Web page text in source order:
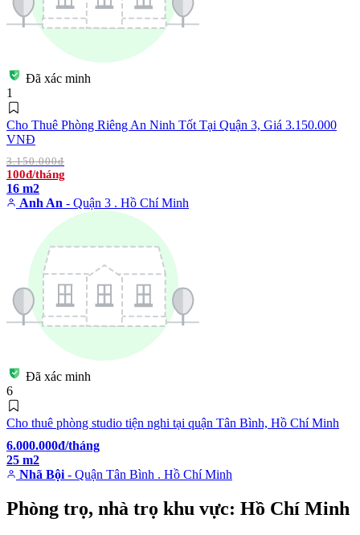
Đã xác minh
1
Cho Thuê Phòng Riêng An Ninh Tốt Tại Quận 3, Giá 3.150.000
VNĐ
3.150.000đ
100đ/tháng
16 m2
Anh An - Quận 3 . Hồ Chí Minh
Đã xác minh
6
Cho thuê phòng studio tiện nghi tại quận Tân Bình, Hồ Chí Minh
6.000.000đ/tháng
25 m2
Nhã Bội- Quận Tân Bình . Hồ Chí Minh
Phòng trọ, nhà trọ khu vực: Hồ Chí Minh